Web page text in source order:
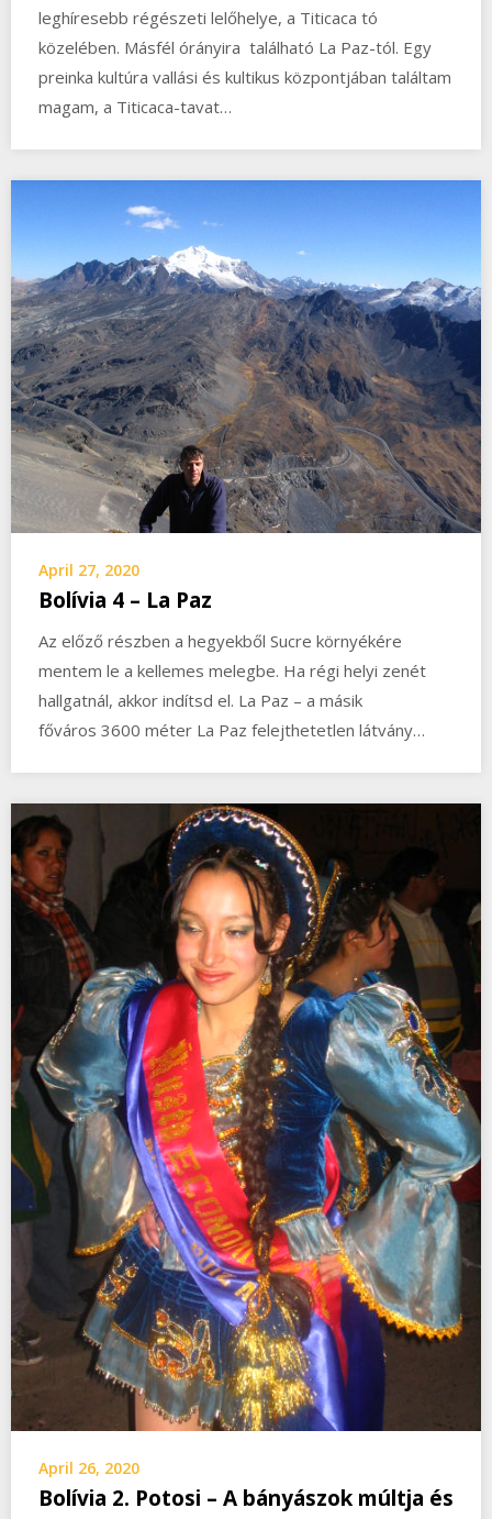
leghíresebb régészeti lelőhelye, a Titicaca tó
közelében. Másfél órányira található La Paz-tól. Egy
preinka kultúra vallási és kultikus központjában találtam
magam, a Titicaca-tavat…
April 27, 2020
Bolívia 4 – La Paz
Az előző részben a hegyekből Sucre környékére
mentem le a kellemes melegbe. Ha régi helyi zenét
hallgatnál, akkor indítsd el. La Paz – a másik
főváros 3600 méter La Paz felejthetetlen látvány…
April 26, 2020
Bolívia 2. Potosi – A bányászok múltja és